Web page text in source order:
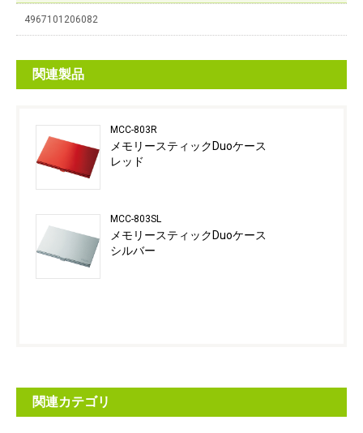
4967101206082
関連製品
MCC-803R
メモリースティックDuoケース
レッド
MCC-803SL
メモリースティックDuoケース
シルバー
関連カテゴリ